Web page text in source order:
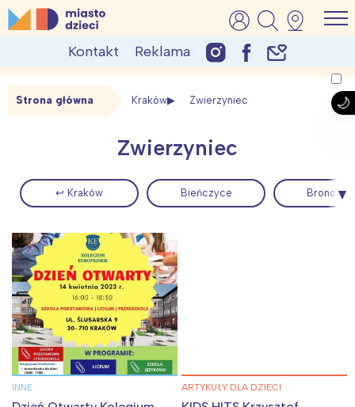
Skip
to
MiastoDzieci.pl
atrakcje dla dzieci, wydarzenia, imprezy rodzinne
Kontakt Reklama
Strona główna Kraków Zwierzyniec
Zwierzyniec
↩ Kraków Bieńczyce
INNE ARTYKUŁY DLA DZIECI